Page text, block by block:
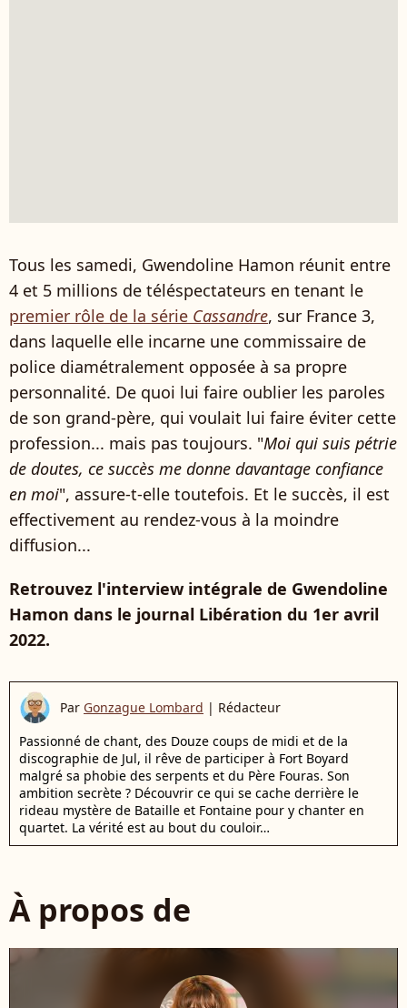
Tous les samedi, Gwendoline Hamon réunit entre
4 et 5 millions de téléspectateurs en tenant le
premier rôle de la série Cassandre, sur France 3,
dans laquelle elle incarne une commissaire de
police diamétralement opposée à sa propre
personnalité. De quoi lui faire oublier les paroles
de son grand-père, qui voulait lui faire éviter cette
profession... mais pas toujours. "Moi qui suis pétrie
de doutes, ce succès me donne davantage confiance
en moi", assure-t-elle toutefois. Et le succès, il est
effectivement au rendez-vous à la moindre
diffusion...
Retrouvez l'interview intégrale de Gwendoline
Hamon dans le journal Libération du 1er avril
2022.
Par Gonzague Lombard | Rédacteur
Passionné de chant, des Douze coups de midi et de la
discographie de Jul, il rêve de participer à Fort Boyard
malgré sa phobie des serpents et du Père Fouras. Son
ambition secrète ? Découvrir ce qui se cache derrière le
rideau mystère de Bataille et Fontaine pour y chanter en
quartet. La vérité est au bout du couloir…
À propos de